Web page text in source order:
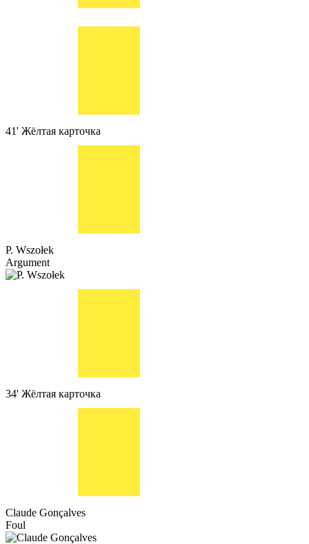
41' Жёлтая карточка
P. Wszołek
Argument
34' Жёлтая карточка
Claude Gonçalves
Foul